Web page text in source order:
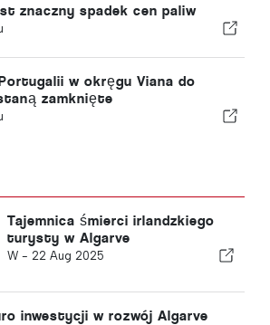
znaczny spadek cen paliw
w okręgu Viana do
zamknięte
Tajemnica śmierci irlandzkiego
turysty w Algarve
W - 22 Aug 2025
inwestycji w rozwój Algarve